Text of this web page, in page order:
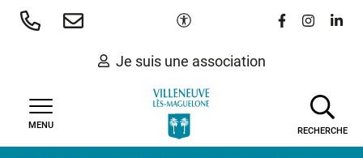
Aller
Paramètres d'accessibilité
Lien vers le
Lien vers
Lien
Je suis une association
MENU
RECHERCHE